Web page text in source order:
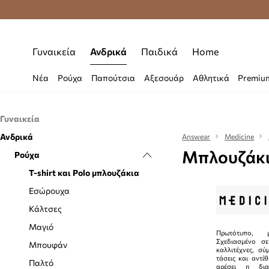
Δωρεάν
Γυναικεία Ανδρικά Παιδικά Home
Νέα Ρούχα Παπούτσια Αξεσουάρ Αθλητικά
Γυναικεία
Ρούχα
Εσώρουχα
Κάλτσες
Μαγιό
Ολόσωμες φόρμες
Μπλούζες και πουκάμισα
Μπουφάν
Παλτό
Παπούτσια
Casual και μοκασίνια
Γαλότσες
Μπαλαρίνες
Εσπαντρίγιες
Μπότες
Μποτάκια
Αξεσουάρ
Αξεσουάρ κολύμβησης
Γάντια
Γυαλιά
Ζώνες
Κασκόλ και φουλάρια
Ανδρικά
Ρούχα
T-shirt και Polo μπλουζάκια
Εσώρουχα
Κάλτσες
Μαγιό
Μπουφάν
Παλτό
Answear Medicine
Πρωτότυπο,
Σχεδιασμένο
καλλιτέχνες,
τάσεις και
αρέσει η